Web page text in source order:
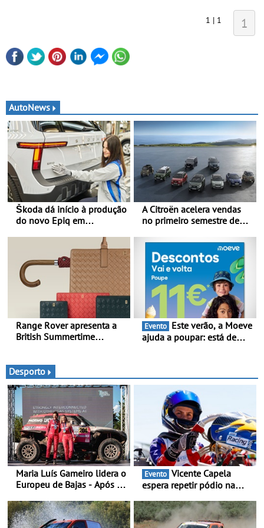
1 | 1 1
AutoNews
Škoda dá início à produção
do novo Epiq em
A Citroën acelera vendas
no primeiro semestre de
renovada, uma dinâmica
confirmada
Range Rover apresenta a
British Summertime
moderno inspirada nos
rituais e momentos
culturais da época de verão
britânica
Evento
ajuda a poupar: está de
Desporto
Maria Luís Gameiro lidera o
Europeu de Bajas - Após a
Evento
espera repetir pódio na
em Castelo Branco - Depois
do 3.º lugar em Braga,